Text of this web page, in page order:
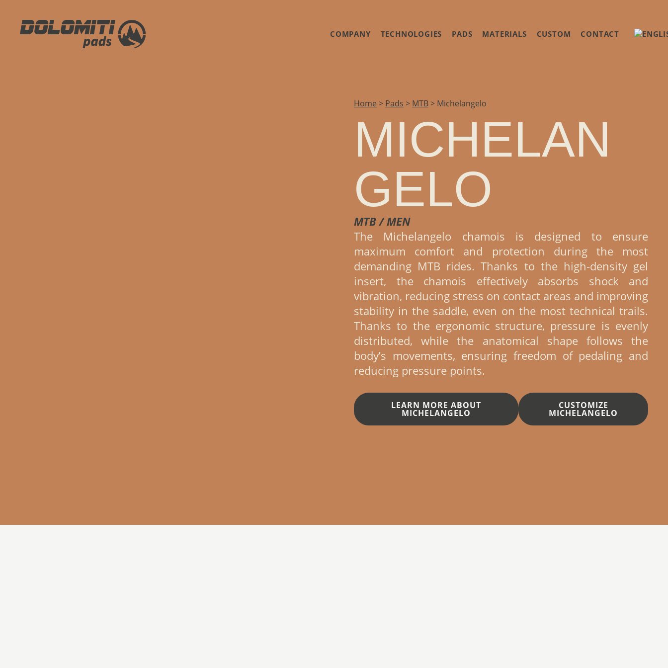
COMPANY TECHNOLOGIES PADS MATERIALS CUSTOM CONTACT
Home > Pads > MTB> Michelangelo
MICHELAN
GELO
MTB / MEN
The Michelangelo chamois is designed to ensure
maximum comfort and protection during the most
demanding MTB rides. Thanks to the high-density gel
insert, the chamois effectively absorbs shock and
vibration, reducing stress on contact areas and improving
stability in the saddle, even on the most technical trails.
Thanks to the ergonomic structure, pressure is evenly
distributed, while the anatomical shape follows the
body’s movements, ensuring freedom of pedaling and
reducing pressure points.
LEARN MORE ABOUT
MICHELANGELO
CUSTOMIZE
MICHELANGELO